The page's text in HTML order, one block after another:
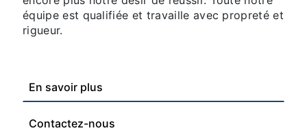
équipe est qualifiée et travaille avec propreté et
rigueur.
En savoir plus
Contactez-nous